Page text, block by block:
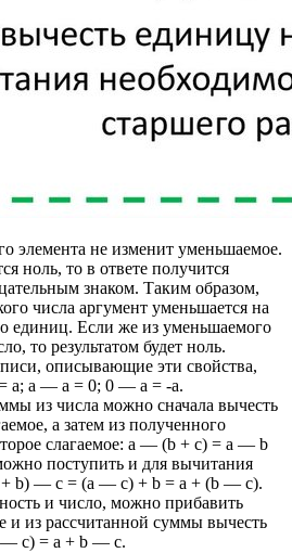
элемента не изменит уменьшаемое.
ноль, то в ответе получится
знаком. Таким образом,
числа аргумент уменьшается на
единиц. Если же из уменьшаемого
то результатом будет ноль.
описывающие эти свойства,
a; a — a = 0; 0 — a = -a.
из числа можно сначала вычесть
а затем из полученного
слагаемое: a — (b + c) = a — b
поступить и для вычитания
+ b) — c = (a — c) + b = a + (b — c).
и число, можно прибавить
и из рассчитанной суммы вычесть
— c) = a + b — c.